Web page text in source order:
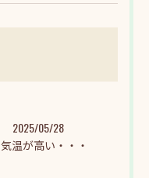
2025/05/28
気温が高い・・・